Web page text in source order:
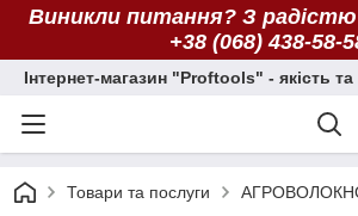
Виникли питання? З
+38 (068) 438-58-
Інтернет-магазин "Proftools" - якість
Товари та послуги